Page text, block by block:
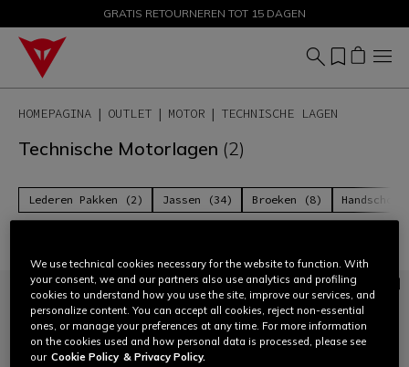
PROMOTIES TOT 50% – SHOP NU
GRATIS RETOURNEREN TOT 15 DAGEN
HOMEPAGINA OUTLET MOTOR TECHNISCHE LAGEN
Technische Motorlagen (2)
Lederen Pakken (2) Jassen (34) Broeken (8)
We use technical cookies necessary for the website to function. With
your consent, we and our partners also use analytics and profiling
cookies to understand how you use the site, improve our services, and
personalize content. You can accept all cookies, reject non-essential
ones, or manage your preferences at any time. For more information
on the cookies used and how personal data is processed, please see
our Cookie Policy & Privacy Policy.